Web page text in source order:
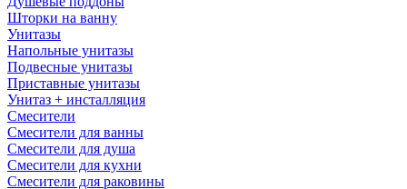
Шторки на ванну
Унитазы
Напольные унитазы
Подвесные унитазы
Приставные унитазы
Унитаз + инсталляция
Смесители
Смесители для ванны
Смесители для душа
Смесители для кухни
Смесители для раковины